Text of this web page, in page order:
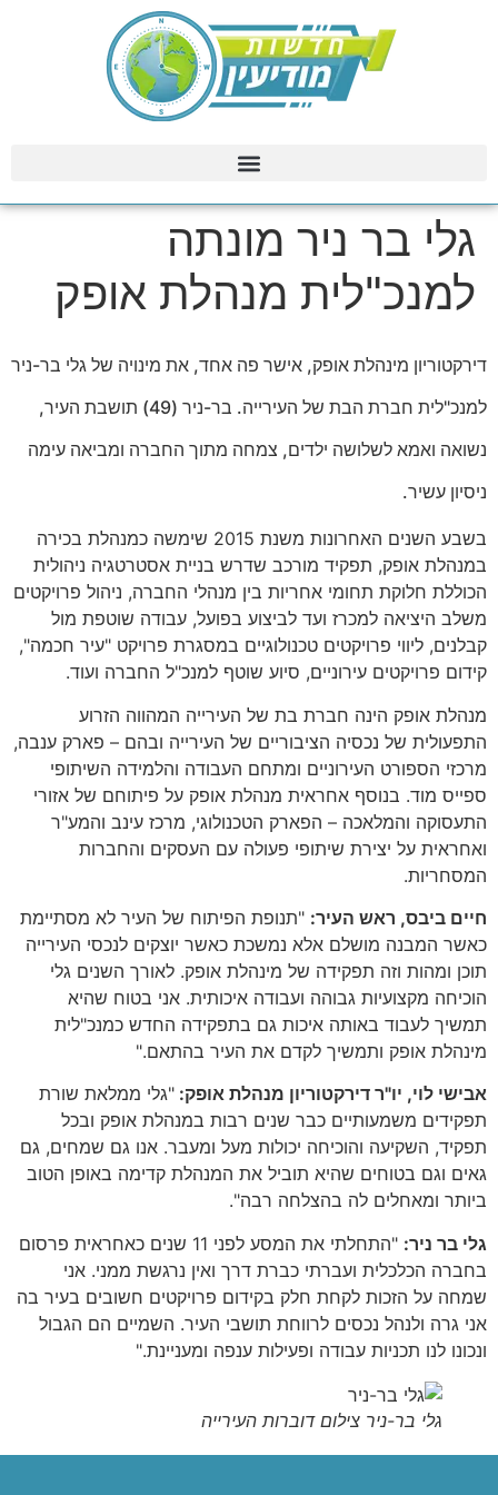
גלי בר ניר מונתה
למנכ"לית מנהלת אופק
דירקטוריון מינהלת אופק, אישר פה אחד, את מינויה של גלי בר-ניר
למנכ"לית חברת הבת של העירייה. בר-ניר (49) תושבת העיר,
נשואה ואמא לשלושה ילדים, צמחה מתוך החברה ומביאה עימה
ניסיון עשיר.
בשבע השנים האחרונות משנת 2015 שימשה כמנהלת בכירה
במנהלת אופק, תפקיד מורכב שדרש בניית אסטרטגיה ניהולית
הכוללת חלוקת תחומי אחריות בין מנהלי החברה, ניהול פרויקטים
משלב היציאה למכרז ועד לביצוע בפועל, עבודה שוטפת מול
קבלנים, ליווי פרויקטים טכנולוגיים במסגרת פרויקט "עיר חכמה",
קידום פרויקטים עירוניים, סיוע שוטף למנכ"ל החברה ועוד.
מנהלת אופק הינה חברת בת של העירייה המהווה הזרוע
התפעולית של נכסיה הציבוריים של העירייה ובהם – פארק ענבה,
מרכזי הספורט העירוניים ומתחם העבודה והלמידה השיתופי
ספייס מוד. בנוסף אחראית מנהלת אופק על פיתוחם של אזורי
התעסוקה והמלאכה – הפארק הטכנולוגי, מרכז עינב והמע"ר
ואחראית על יצירת שיתופי פעולה עם העסקים והחברות
המסחריות.
חיים ביבס, ראש העיר: "תנופת הפיתוח של העיר לא מסתיימת
כאשר המבנה מושלם אלא נמשכת כאשר יוצקים לנכסי העירייה
תוכן ומהות וזה תפקידה של מינהלת אופק. לאורך השנים גלי
הוכיחה מקצועיות גבוהה ועבודה איכותית. אני בטוח שהיא
תמשיך לעבוד באותה איכות גם בתפקידה החדש כמנכ"לית
מינהלת אופק ותמשיך לקדם את העיר בהתאם."
אבישי לוי, יו"ר דירקטוריון מנהלת אופק: "גלי ממלאת שורת
תפקידים משמעותיים כבר שנים רבות במנהלת אופק ובכל
תפקיד, השקיעה והוכיחה יכולות מעל ומעבר. אנו גם שמחים, גם
גאים וגם בטוחים שהיא תוביל את המנהלת קדימה באופן הטוב
ביותר ומאחלים לה בהצלחה רבה".
גלי בר ניר:
"התחלתי את המסע לפני 11 שנים כאחראית פרסום
בחברה הכלכלית ועברתי כברת דרך ואין נרגשת ממני. אני
שמחה על הזכות לקחת חלק בקידום פרויקטים חשובים בעיר בה
אני גרה ולנהל נכסים לרווחת תושבי העיר. השמיים הם הגבול
ונכונו לנו תכניות עבודה ופעילות ענפה ומעניינת."
גלי בר-ניר צילום דוברות העירייה